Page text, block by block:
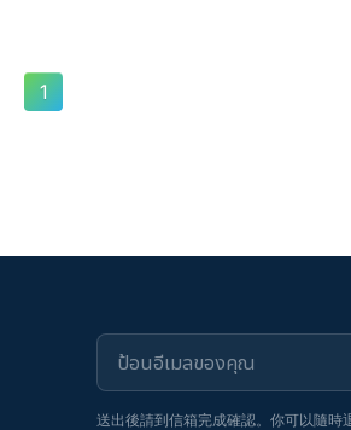
1
ป้อนอีเมลของคุณ
送出後請到信箱完成確認。你可以隨時